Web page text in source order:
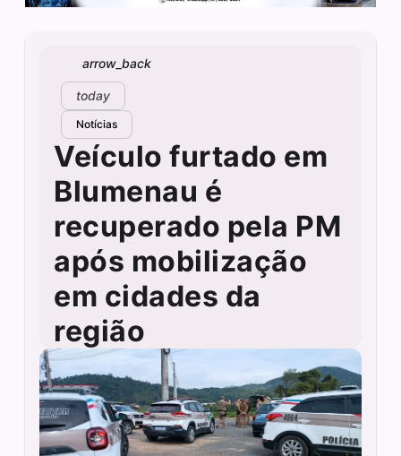
arrow_back
today
Notícias
Veículo furtado em
Blumenau é
recuperado pela PM
após mobilização
em cidades da
região